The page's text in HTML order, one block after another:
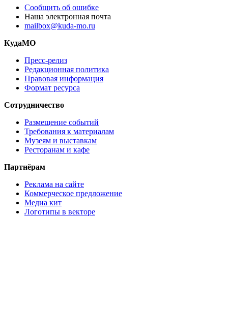
Сообщить об ошибке
Наша электронная почта
mailbox@kuda-mo.ru
КудаМО
Пресс-релиз
Редакционная политика
Правовая информация
Формат ресурса
Сотрудничество
Размещение событий
Требования к материалам
Музеям и выставкам
Ресторанам и кафе
Партнёрам
Реклама на сайте
Коммерческое предложение
Медиа кит
Логотипы в векторе